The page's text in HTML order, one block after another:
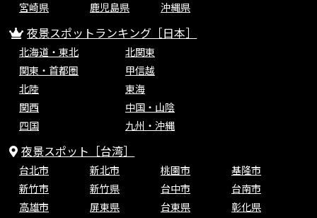
宮崎県
鹿児島県 沖縄県
夜景スポットランキング［日本］
北海道・東北
北関東
関東・首都圏
甲信越
北陸
東海
関西
中国・山陰
四国
九州・沖縄
夜景スポット［台湾］
台北市 新北市 桃園市
基隆市
新竹市
新竹県 台中市
台南市
高雄市
屏東県 台東県
彰化県